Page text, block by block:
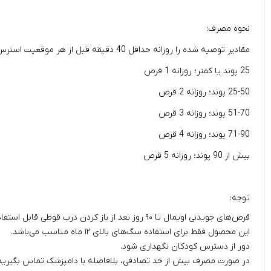
نحوه مصرف:
مقادیر توصیه شده را روزانه حداقل 40 دقیقه قبل از هر موقعیت استرس زا به سگ بدهید، برای نتیجه مطلوب روزانه حداقل 4-6 هفته استفاده کنید.
25 پوند یا کمتر؛ روزانه 1 قرص
25-50 پوند؛ روزانه 2 قرص
51-70 پوند؛ روزانه 3 قرص
71-90 پوند؛ روزانه 4 قرص
بیش از 90 پوند؛ روزانه 5 قرص
توجه:
قرص‌های جویدنی اویمال تا ۹۰ روز بعد از باز کردن درب قوطی قابل استفاده است.
این محصول فقط برای استفاده سگ‌های بالای ۱۲ ماه مناسب می‌باشد.
دور از دسترس کودکان نگهداری شود.
در صورت مصرف بیش از حد تصادفی، بلافاصله با دامپزشک تماس